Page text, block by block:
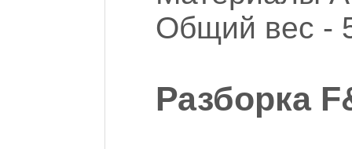
Общий вес -
Разборка